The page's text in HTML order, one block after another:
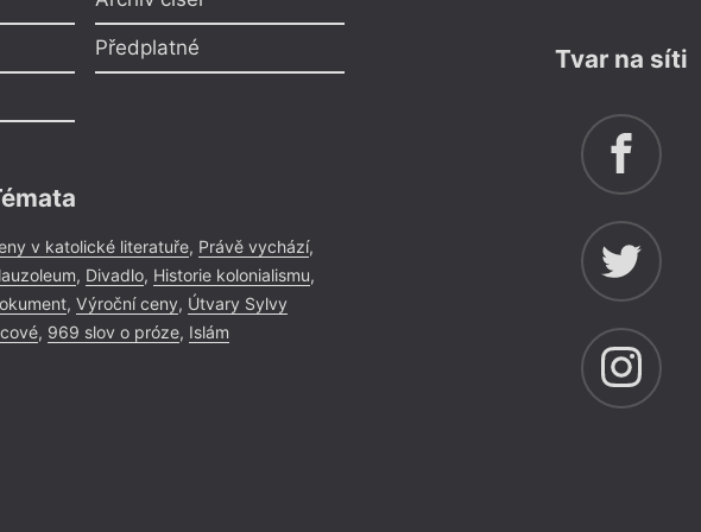
Předplatné
v katolické literatuře, Právě vychází,
, Divadlo, Historie kolonialismu,
, Výroční ceny, Útvary Sylvy
, 969 slov o próze, Islám
Tvar na síti